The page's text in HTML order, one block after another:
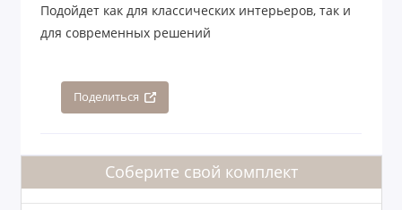
Подойдет как для классических интерьеров, так и
для современных решений
Поделиться
Соберите свой комплект